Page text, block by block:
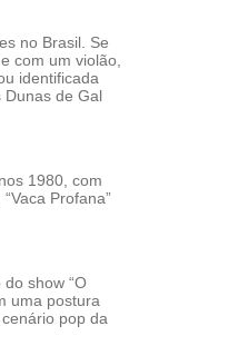
no Brasil. Se
com um violão,
identificada
Dunas de Gal
1980, com
Profana”
show “O
uma postura
pop da